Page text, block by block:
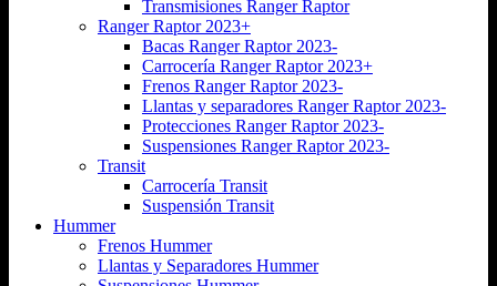
Transmisiones Ranger Raptor
Ranger Raptor 2023+
Bacas Ranger Raptor 2023-
Carrocería Ranger Raptor 2023+
Frenos Ranger Raptor 2023-
Llantas y separadores Ranger Raptor 2023-
Protecciones Ranger Raptor 2023-
Suspensiones Ranger Raptor 2023-
Transit
Carrocería Transit
Suspensión Transit
Hummer
Frenos Hummer
Llantas y Separadores Hummer